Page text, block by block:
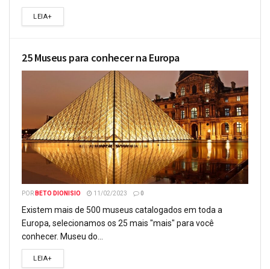
LEIA+
25 Museus para conhecer na Europa
POR BETO DIONISIO 11/02/2023 0
Existem mais de 500 museus catalogados em toda a
Europa, selecionamos os 25 mais "mais" para você
conhecer. Museu do...
LEIA+